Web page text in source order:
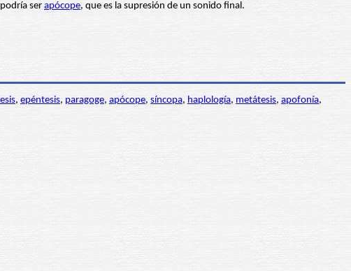
serapócope, que es la supresión de un sonido final.
, epéntesis, paragoge, apócope, síncopa, haplología, metátesis, apofonía,